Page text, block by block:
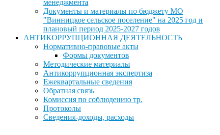
менеджмента
Документы и материалы по бюджету МО
"Винницкое сельское поселение" на 2025 год и
плановый период 2025-2027 годов
АНТИКОРРУПЦИОННАЯ ДЕЯТЕЛЬНОСТЬ
Нормативно-правовые акты
Формы документов
Методические материалы
Антикоррупционная экспертиза
Ежеквартальные сведения
Обратная связь
Комиссия по соблюдению тр.
Протоколы
Сведения-доходы, расходы